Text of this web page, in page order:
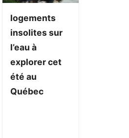
logements
insolites sur
l’eau à
explorer cet
été au
Québec